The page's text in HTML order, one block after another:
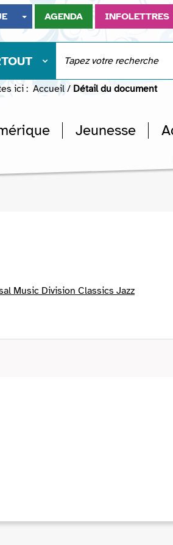
AGENDA INFOLETTRES
ici : Accueil / Détail du document
Jeunesse
Music Division Classics Jazz